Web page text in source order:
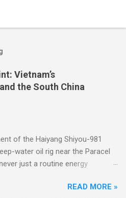
Vietnam’s
the South China
of the Haiyang Shiyou-981
water oil rig near the Paracel
just a routine energy
in China’s gray-zone tactics ,
READ MORE »